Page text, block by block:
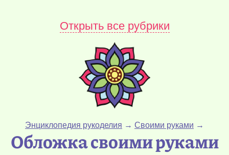
Открыть все рубрики
Энциклопедия рукоделия → Своими руками →
Обложка своими руками